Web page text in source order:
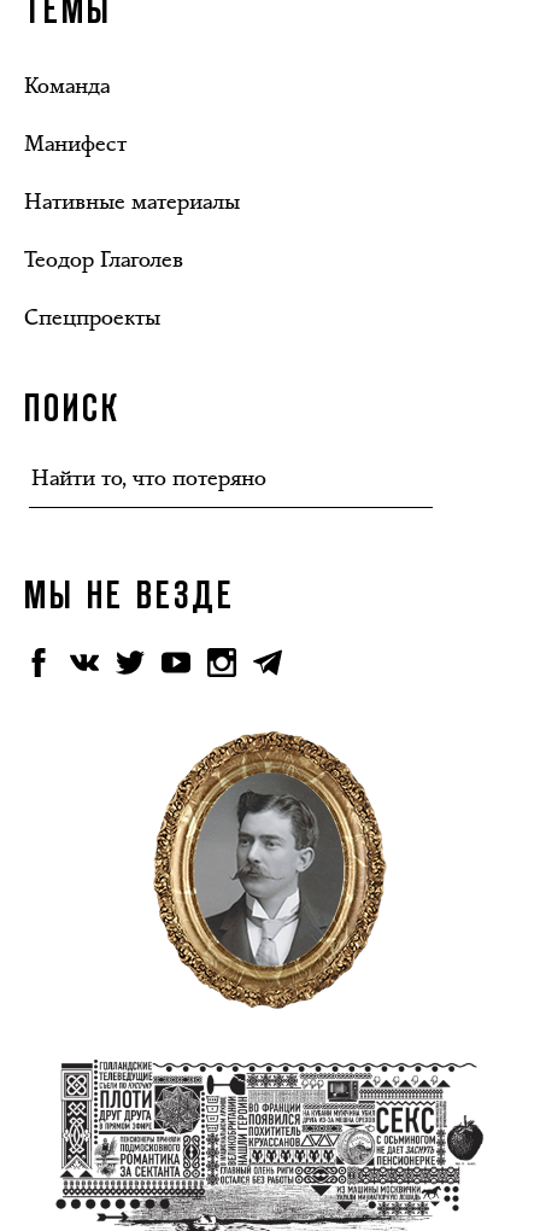
ТЕМЫ
Команда
Манифест
Нативные материалы
Теодор Глаголев
Спецпроекты
ПОИСК
МЫ НЕ ВЕЗДЕ